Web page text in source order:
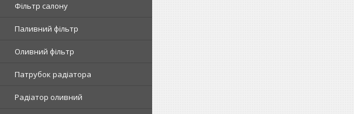
Фільтр салону
Паливний фільтр
Оливний фільтр
Патрубок радіатора
Радіатор оливний